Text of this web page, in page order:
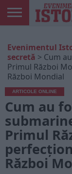
ONLINE
EDIȚII
TIPĂRITE
ISTORIC
PLAY
CONTUL
MEU
Evenimentul
secretă > Cum
Primul Război
Război Mondial
ARTICOLE ONLINE
Cum au
Primul
Război